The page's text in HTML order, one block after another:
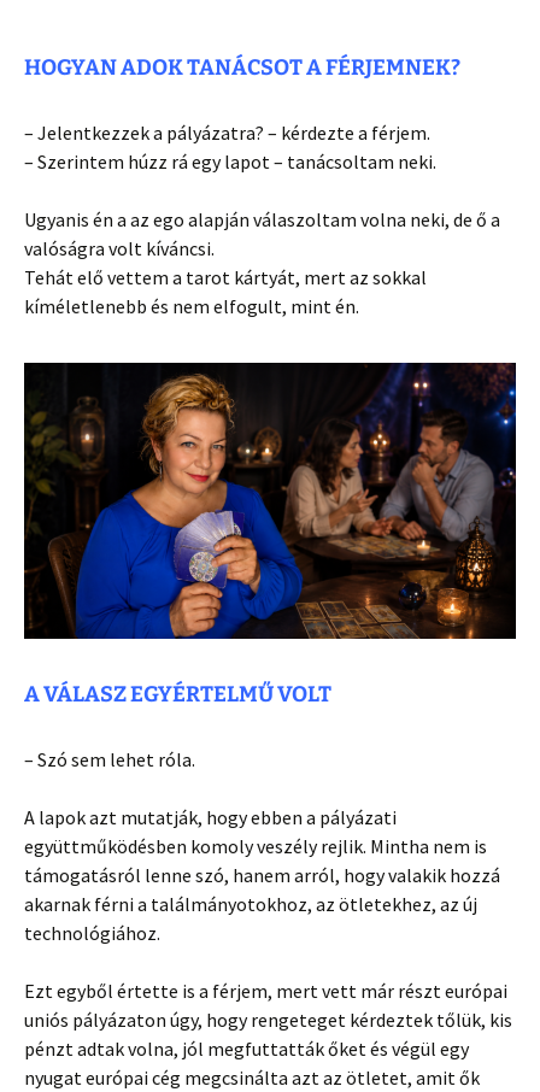
HOGYAN ADOK TANÁCSOT A FÉRJEMNEK?
– Jelentkezzek a pályázatra? – kérdezte a férjem.
– Szerintem húzz rá egy lapot – tanácsoltam neki.
Ugyanis én a az ego alapján válaszoltam volna neki, de ő a
valóságra volt kíváncsi.
Tehát elő vettem a tarot kártyát, mert az sokkal
kíméletlenebb és nem elfogult, mint én.
A VÁLASZ EGYÉRTELMŰ VOLT
– Szó sem lehet róla.
A lapok azt mutatják, hogy ebben a pályázati
együttműködésben komoly veszély rejlik. Mintha nem is
támogatásról lenne szó, hanem arról, hogy valakik hozzá
akarnak férni a találmányotokhoz, az ötletekhez, az új
technológiához.
Ezt egyből értette is a férjem, mert vett már részt európai
uniós pályázaton úgy, hogy rengeteget kérdeztek tőlük, kis
pénzt adtak volna, jól megfuttatták őket és végül egy
nyugat európai cég megcsinálta azt az ötletet, amit ők